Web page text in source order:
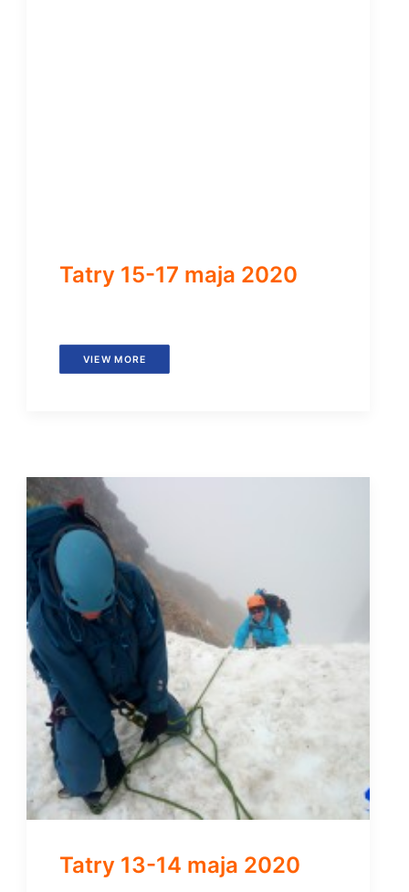
Tatry 15-17 maja 2020
VIEW MORE
Tatry 13-14 maja 2020